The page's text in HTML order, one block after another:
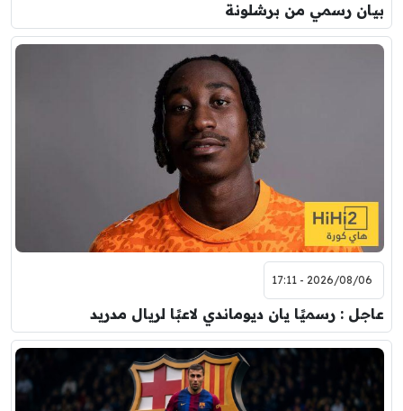
بيان رسمي من برشلونة
2026/08/06 - 17:11
عاجل : رسميًا يان ديوماندي لاعبًا لريال مدريد